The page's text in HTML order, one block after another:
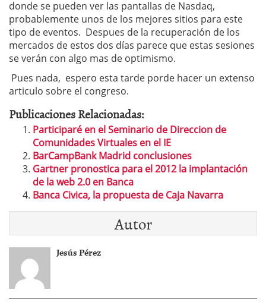
donde se pueden ver las pantallas de Nasdaq,
probablemente unos de los mejores sitios para este
tipo de eventos. Despues de la recuperación de los
mercados de estos dos días parece que estas sesiones
se verán con algo mas de optimismo.
Pues nada, espero esta tarde porde hacer un extenso
articulo sobre el congreso.
Publicaciones Relacionadas:
Participaré en el Seminario de Direccion de
Comunidades Virtuales en el IE
BarCampBank Madrid conclusiones
Gartner pronostica para el 2012 la implantación
de la web 2.0 en Banca
Banca Civica, la propuesta de Caja Navarra
Autor
Jesús Pérez